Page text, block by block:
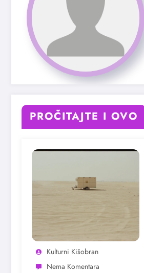
PROČITAJTE I OVO
Kulturni Kišobran